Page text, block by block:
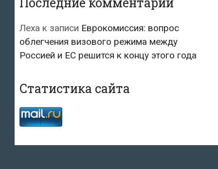
Леха к записи Еврокомиссия: вопрос
облегчения визового режима между
Россией и ЕС решится к концу этого года
Статистика сайта